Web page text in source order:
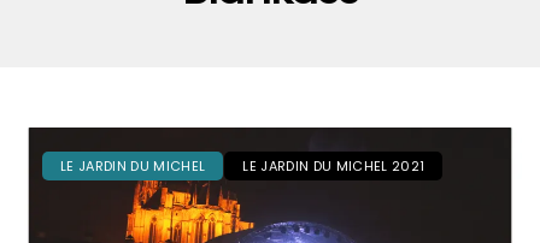
LE JARDIN DU MICHEL LE JARDIN DU MICHEL 2021